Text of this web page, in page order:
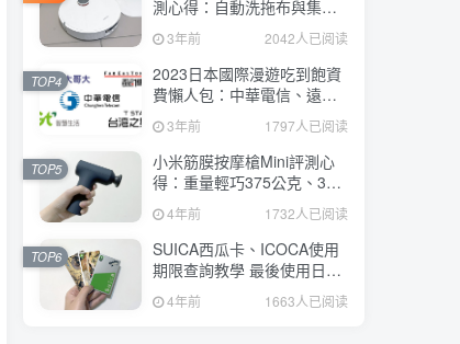
測心得：自動洗拖布與集
塵、旋轉式拖布更乾淨、連
續使用2小時、售價26995元
3年前 2042人已阅读
2023日本國際漫遊吃到飽資
費懶人包：中華電信、遠傳
電信、台灣大哥大、台灣之
星、亞太電信
3年前 1797人已阅读
TOP4
小米筋膜按摩槍Mini評測心
得：重量輕巧375公克、3種
替換頭和3種模式、售價
2295元
4年前 1732人已阅读
TOP5
SUICA西瓜卡、ICOCA使用
期限查詢教學 最後使用日10
年內都有效 Android、iOS都
適用4年前 1663人已阅读
TOP6